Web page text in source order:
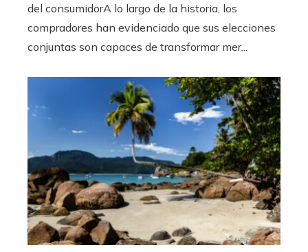
del consumidorA lo largo de la historia, los
compradores han evidenciado que sus elecciones
conjuntas son capaces de transformar mer...